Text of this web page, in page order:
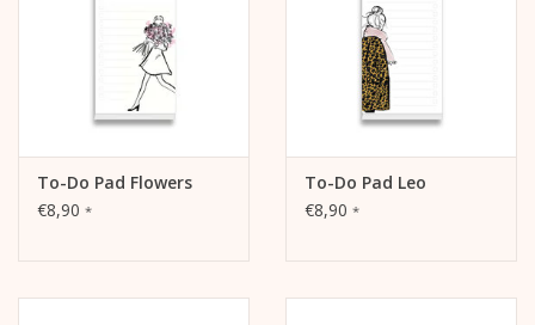
To-Do Pad Flowers
€8,90 *
To-Do Pad Leo
€8,90 *